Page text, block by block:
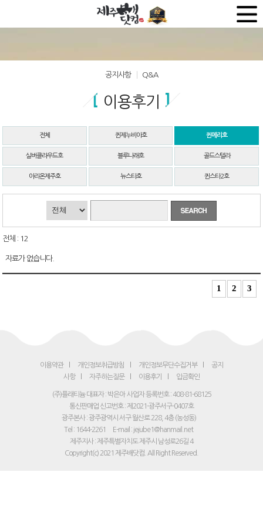
공지사항 Q&A
이용후기
전체 퀸제누비아호 퀸메리호
실버클라우드호 블루나래호 골드스텔라
아리온제주호 뉴스타호 퀸스타2호
전체 : 12
자료가 없습니다.
1 2 3
이용약관 개인정보취급방침 개인정보무단수집거부
공지
사항
자주하는질문 이용후기 입금확인
(주)플래티늄 대표자 : 박은아 사업자 등록번호 : 408-81-68125
통신판매업 신고번호 : 제2021-광주서구-0407호
광주본사 : 광주광역시 서구 월산로 228, 4층 (농성동)
Tel : 1644-2261
E-mail : jejube1@hanmail.net
제주지사 : 제주특별자치도 제주시 남성로26길 4
Copyright(c) 2021 제주배닷컴. All Right Reserved.